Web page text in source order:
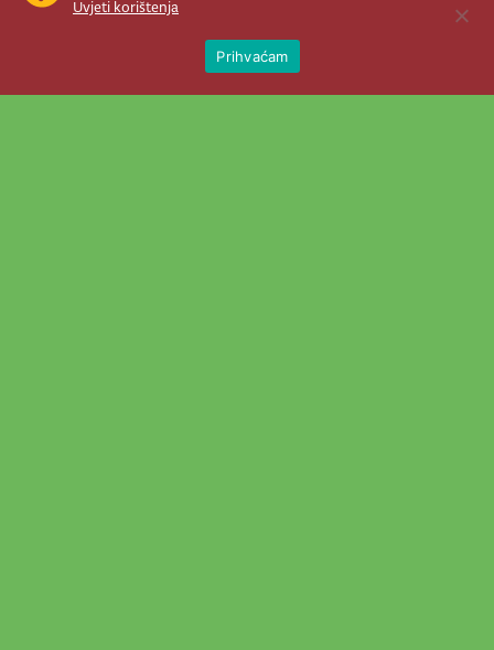
Uvjeti korištenja
Prihvaćam